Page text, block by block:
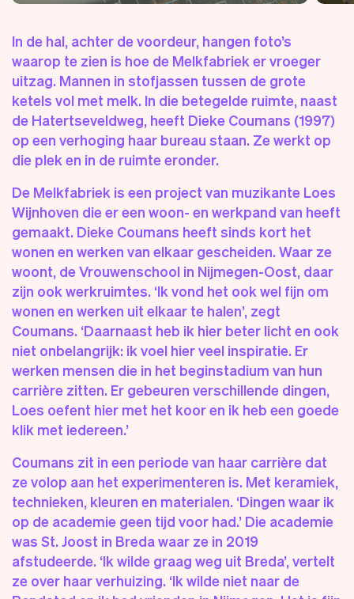
In de hal, achter de voordeur, hangen foto’s
waarop te zien is hoe de Melkfabriek er vroeger
uitzag. Mannen in stofjassen tussen de grote
ketels vol met melk. In die betegelde ruimte, naast
de Hatertseveldweg, heeft Dieke Coumans (1997)
op een verhoging haar bureau staan. Ze werkt op
die plek en in de ruimte eronder.
De Melkfabriek is een project van muzikante Loes
Wijnhoven die er een woon- en werkpand van heeft
gemaakt. Dieke Coumans heeft sinds kort het
wonen en werken van elkaar gescheiden. Waar ze
woont, de Vrouwenschool in Nijmegen-Oost, daar
zijn ook werkruimtes. ‘Ik vond het ook wel fijn om
wonen en werken uit elkaar te halen’, zegt
Coumans. ‘Daarnaast heb ik hier beter licht en ook
niet onbelangrijk: ik voel hier veel inspiratie. Er
werken mensen die in het beginstadium van hun
carrière zitten. Er gebeuren verschillende dingen,
Loes oefent hier met het koor en ik heb een goede
klik met iedereen.’
Coumans zit in een periode van haar carrière dat
ze volop aan het experimenteren is. Met keramiek,
technieken, kleuren en materialen. ‘Dingen waar ik
op de academie geen tijd voor had.’ Die academie
was St. Joost in Breda waar ze in 2019
afstudeerde. ‘Ik wilde graag weg uit Breda’, vertelt
ze over haar verhuizing. ‘Ik wilde niet naar de